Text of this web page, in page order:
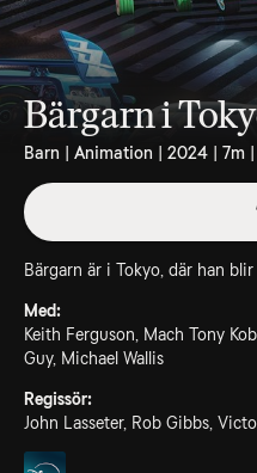
Bärgarn i
Barn | Animation | 2024 | 7m
Bärgarn är i Tokyo, där han
Med:
Keith Ferguson, Mach Tony
Guy, Michael Wallis
Regissör:
John Lasseter, Rob Gibbs,